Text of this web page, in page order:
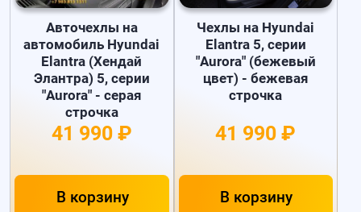
Авточехлы на
автомобиль Hyundai
Elantra (Хендай
Элантра) 5, серии
"Aurora" - серая
строчка
41 990 ₽
В корзину
Чехлы на Hyundai
Elantra 5, серии
"Aurora" (бежевый
цвет) - бежевая
строчка
41 990 ₽
В корзину